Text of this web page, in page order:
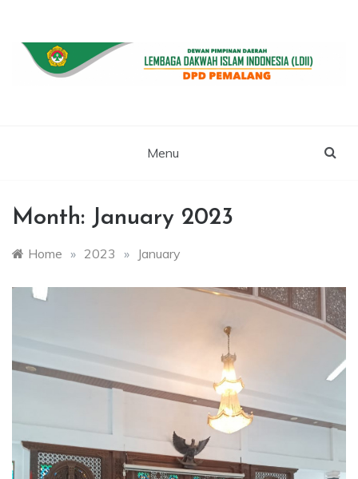
content
Menu
Month: January 2023
Home » 2023 » January